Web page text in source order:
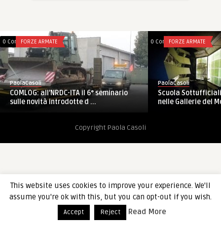
0 CommentsFORZE ARMATE
PaolaCasoli
COMLOG: all’NRDC-ITA il 6° seminario
sulle novità introdotte d ...
0 CommentsFORZE ARMATE
PaolaCasoli
Scuola
nelle Gallerie del
Copyright Paola Casoli
This website uses cookies to improve your experience. We'll
assume you're ok with this, but you can opt-out if you wish.
Accept Reject Read More